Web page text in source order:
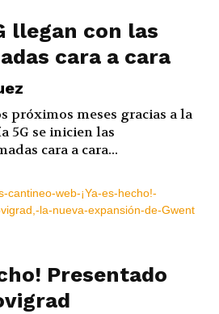
llegan con las
cara a cara
próximos meses gracias a la
5G se inicien las
cara a cara...
Presentado